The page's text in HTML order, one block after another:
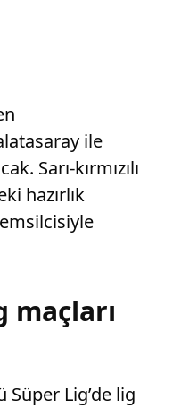
ile
Sarı-kırmızılı
hazırlık
maçları
Lig’de lig